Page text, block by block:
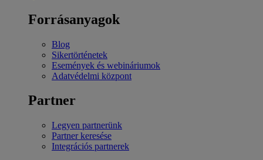
Forrásanyagok
Blog
Sikertörténetek
Események és webináriumok
Adatvédelmi központ
Partner
Legyen partnerünk
Partner keresése
Integrációs partnerek